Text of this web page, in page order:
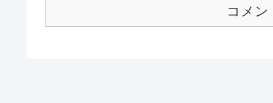
コメン